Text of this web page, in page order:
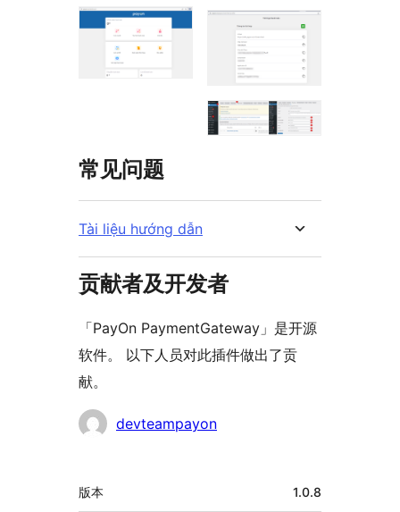
常见问题
Tài liệu hướng dẫn
贡献者及开发者
「PayOn PaymentGateway」是开源
软件。 以下人员对此插件做出了贡
献。
贡
devteampayon
额
版本 1.0.8